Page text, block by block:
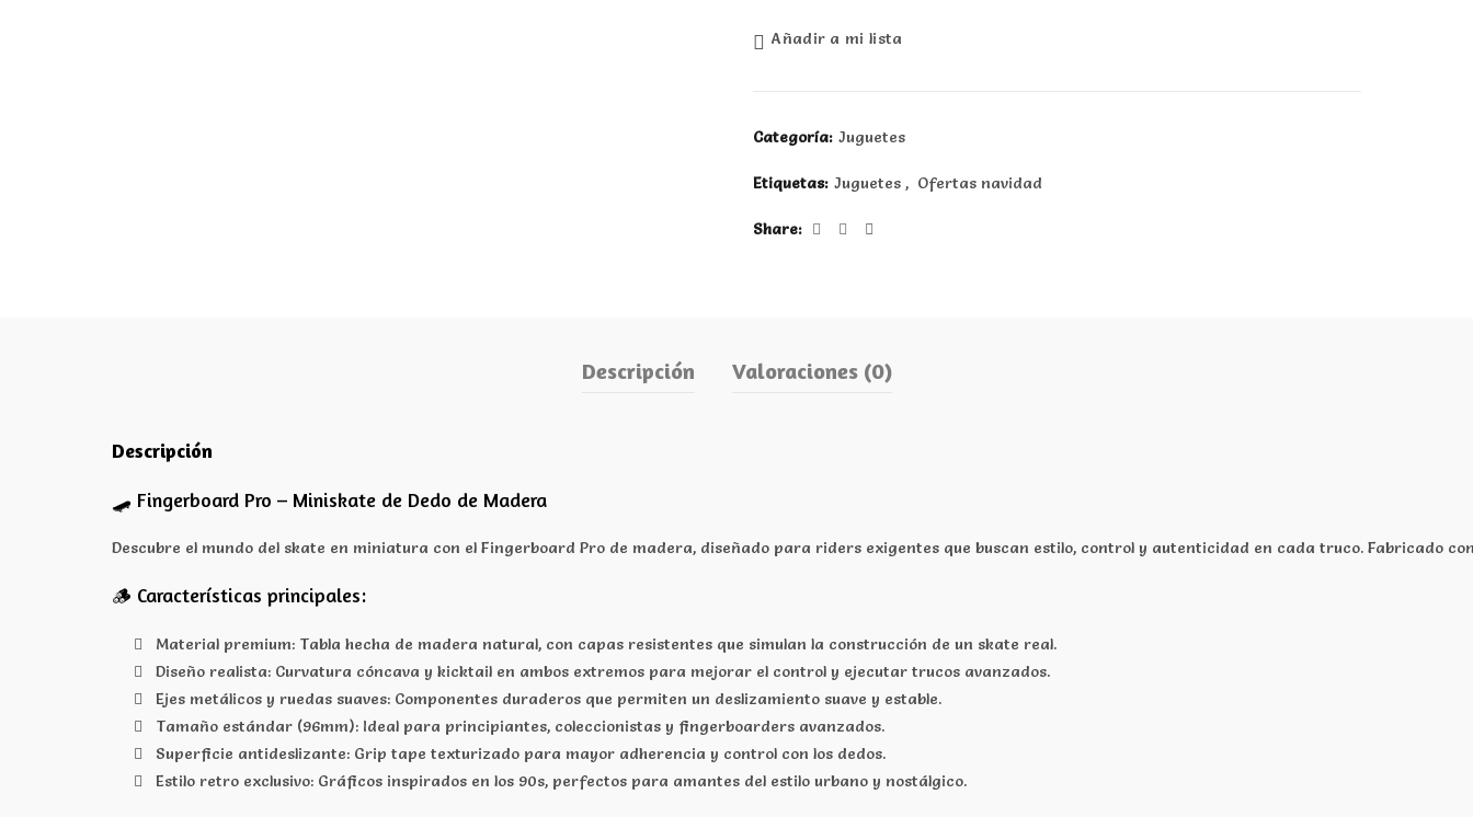
Añadir a mi lista
Categoría: Juguetes
Etiquetas: Juguetes , Ofertas navidad
Share
Descripción Valoraciones (0)
Descripción
🛹 Fingerboard Pro – Miniskate de Dedo de Madera
Descubre el mundo del skate en miniatura con el Fingerboard Pro de madera, diseñado para riders exigentes que buscan estilo, control y autenticidad en cada truco.
🪵 Características principales:
Material premium: Tabla hecha de madera natural, con capas resistentes que simulan la construcción de un skate real.
Diseño realista: Curvatura cóncava y kicktail en ambos extremos para mejorar el control y ejecutar trucos avanzados.
Ejes metálicos y ruedas suaves: Componentes duraderos que permiten un deslizamiento suave y estable.
Tamaño estándar (96mm): Ideal para principiantes, coleccionistas y fingerboarders avanzados.
Superficie antideslizante: Grip tape texturizado para mayor adherencia y control con los dedos.
Estilo retro exclusivo: Gráficos inspirados en los 90s, perfectos para amantes del estilo urbano y nostálgico.